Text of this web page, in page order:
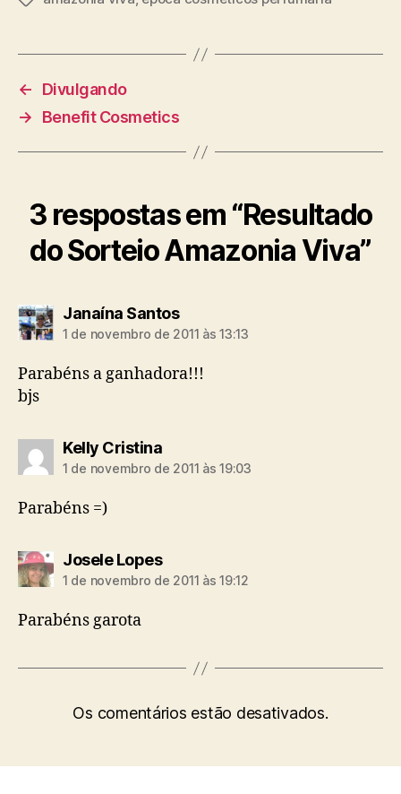
←
Divulgando
→
Benefit Cosmetics
3 respostas em “Resultado
do Sorteio Amazonia Viva”
Janaína Santosdiz:
1 de novembro de 2011 às 13:13
Parabéns a ganhadora!!!
bjs
Kelly Cristinadiz:
1 de novembro de 2011 às 19:03
Parabéns =)
Josele Lopesdiz:
1 de novembro de 2011 às 19:12
Parabéns garota
Os comentários estão desativados.